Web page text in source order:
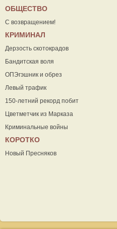
ОБЩЕСТВО
С возвращением!
КРИМИНАЛ
Дерзость скотокрадов
Бандитская воля
ОПЭгэшник и обрез
Левый трафик
150-летний рекорд побит
Цветметчик из Марказа
Криминальные войны
КОРОТКО
Новый Пресняков